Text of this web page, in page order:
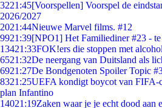
3221:45[Voorspellen] Voorspel de
2026/2027
2021:44Nieuwe Marvel films. #12
9921:39[NPO1] Het Familiediner #23 -
13421:33FOK!ers die stoppen met
6521:32De neergang van Duitsland als
6921:27De Bondgenoten Spoiler Topic
8321:25UEFA kondigt boycot van FIFA-
plan Infantino
14021:19Zaken waar je je echt dood aan